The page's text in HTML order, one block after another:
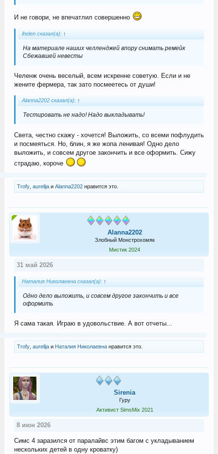
И не говори, не впечатлил совершенно
ihelen сказал(а): ↑
На материале наших челленджей впору снимать ремейк
Сбежавшей невесты
Челенж очень веселый, всем искренне советую. Если и не
жените фермера, так зато посмеетесь от души!
Alanna2202 сказал(а): ↑
Тестировать не надо! Надо выкладывать!
Света, честно скажу - хочется! Выложить, со всеми пофлудить
и посмеяться. Но, блин, я же жопа ленивая! Одно дело
выложить, и совсем другое закончить и все оформить. Сижу
страдаю, короче
Trofy, aurelijaи Alanna2202нравится это.
Alanna2202
Злобный Монстрохомяк
Мистик 2024
31 май 2026
Наталия Николаевна сказал(а): ↑
Одно дело выложить, и совсем другое закончить и все
оформить
Я сама такая. Играю в удовольствие. А вот отчеты...
Trofy, aurelijaи Наталия Николаевнанравится это.
Sirenia
Гуру
Активист SimsMix 2021
8 июн 2026
Симс 4 заразился от паралайвс этим багом с укладыванием
нескольких детей в одну кроватку)